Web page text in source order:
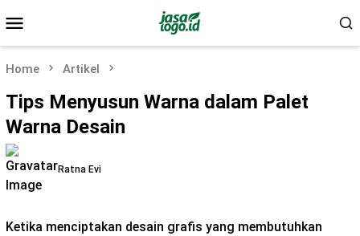
to
contentMenu
Home Artikel
Tips Menyusun Warna dalam Palet
Warna Desain
Ratna Evi
Ketika menciptakan desain grafis yang membutuhkan